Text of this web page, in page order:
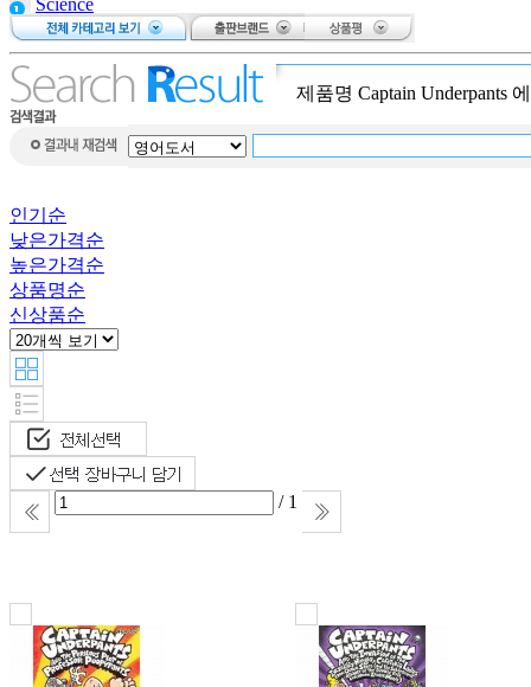
[중고샵] 명절 편의점 택배 배송안내
[중고샵] 2019년 11월 무이자 할부 안내
Science
brain puzzle
bike
Atalanta: The
Race Against
Little
Learner Packets
this is ilon
man
Warriors
All about
맥스 앤 루
비
제품명 Captain Underpants
인기순
낮은가격순
높은가격순
상품명순
신상품순
/ 1